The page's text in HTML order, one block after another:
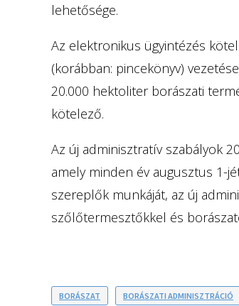
lehetősége.
Az elektronikus ügyintézés
(korábban: pincekönyv)
20.000 hektoliter borászati
kötelező.
Az új adminisztratív szabályok
amely minden év augusztus 1-
szereplők munkáját, az új
szőlőtermesztőkkel és
BORÁSZAT BORÁSZATI ADMINISZTRÁCIÓ